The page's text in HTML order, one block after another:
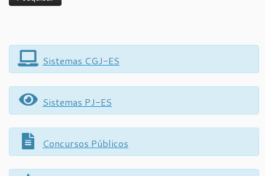
Sistemas CGJ-ES
Sistemas PJ-ES
Concursos Públicos